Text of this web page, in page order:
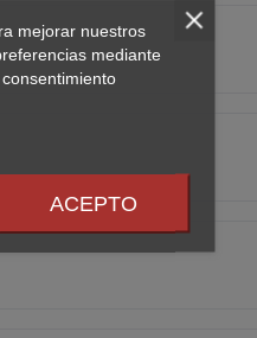
mejorar nuestros
mediante
ACEPTO